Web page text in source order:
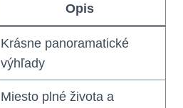
Opis
Krásne panoramatické
výhľady
Miesto plné života a